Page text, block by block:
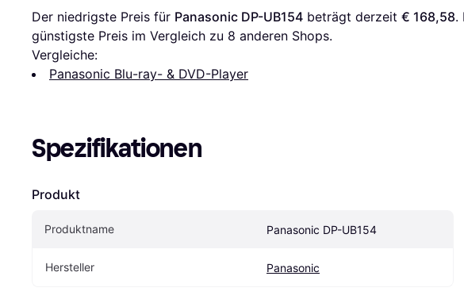
Der niedrigste Preis für Panasonic DP-UB154 beträgt derzeit € 168,58.
günstigste Preis im Vergleich zu 8 anderen Shops.
Vergleiche:
Panasonic Blu-ray- & DVD-Player
Spezifikationen
Produkt
Produktname Panasonic DP-UB154
Hersteller Panasonic